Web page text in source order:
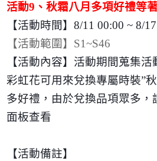
活動9 、秋霜八月多項好禮等
【活動時間】8/11 00:00 ~ 8/
【活動範圍】 S1~S46
【活動內容】活動期間蒐集
彩虹花可用來兌換專屬時裝”
多好禮，由於兌換品項眾多，
面板查看
【活動備註】